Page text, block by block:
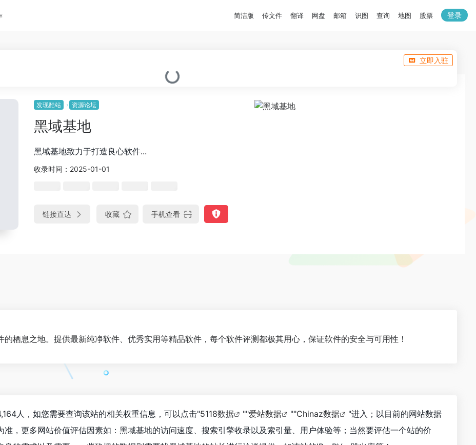
简洁版 传文件 翻译 网盘 邮箱 识图 查询 地图 股票 登录
立即入驻
发现酷站 资源论坛
黑域基地
黑域基地致力于打造良心软件...
收录时间：2025-01-01
链接直达 收藏 手机查看
栖息之地。提供最新纯净软件、优秀实用等精品软件，每个软件评测都极其用心，保证软件的安全与可用性！
人，如您需要查询该站的相关权重信息，可以点击"5118数据 ""爱站数据 ""Chinaz数据
"进入；以目前的网站数据
准，更多网站价值评估因素如：黑域基地的访问速度、搜索引擎收录以及索引量、用户体验等；当然要评估一个站的价